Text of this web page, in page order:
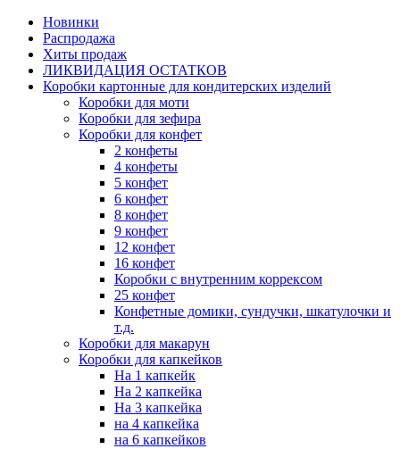
Новинки
Распродажа
Хиты продаж
ЛИКВИДАЦИЯ ОСТАТКОВ
Коробки картонные для кондитерских изделий
Коробки для моти
Коробки для зефира
Коробки для конфет
2 конфеты
4 конфеты
5 конфет
6 конфет
8 конфет
9 конфет
12 конфет
16 конфет
Коробки с внутренним коррексом
25 конфет
Конфетные домики, сундучки, шкатулочки и
т.д.
Коробки для макарун
Коробки для капкейков
На 1 капкейк
На 2 капкейка
На 3 капкейка
на 4 капкейка
на 6 капкейков